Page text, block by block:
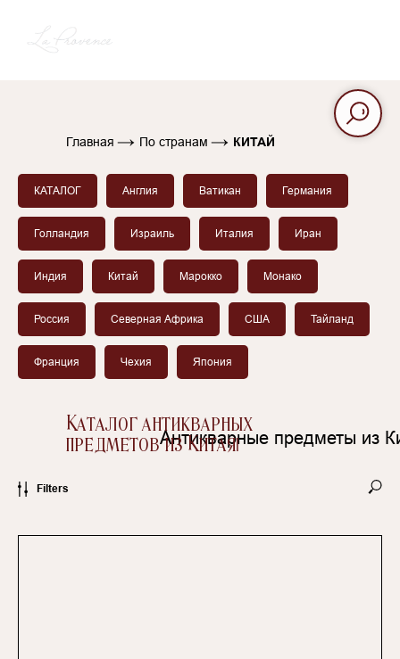
Главная По странам КИТАЙ
→ →
КАТАЛОГ Англия Ватикан Германия
Голландия Израиль Италия Иран
Индия Китай Марокко Монако
Россия Северная Африка США Тайланд
Франция Чехия Япония
Антикварные предметы из
Каталог антикварных
предметов из Китая|
Filters